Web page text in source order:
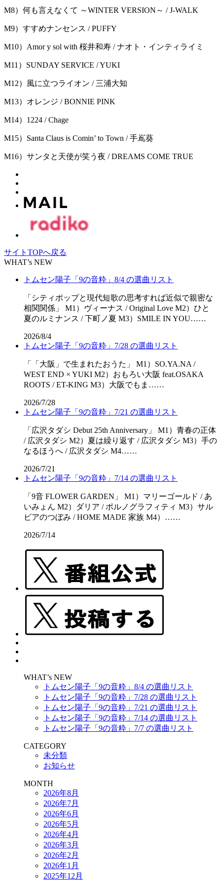
M8）何も言えなくて ～WINTER VERSION～ / J-WALK
M9）すすめナンセンス / PUFFY
M10）Amor y sol with 桜井和寿 / ナオト・インティライミ
M11）SUNDAY SERVICE / YUKI
M12）風に立つライオン / 三浦大知
M13）オレンジ / BONNIE PINK
M14）1224 / Chage
M15）Santa Claus is Comin’ to Town / 手嶌葵
M16）サンタと天使が笑う夜 / DREAMS COME TRUE
サイトTOPへ戻る
WHAT’s NEW
トムセン陽子「9の音粋」8/4 の選曲リスト
「シティポップと現代短歌の思考すれば近似で親密な
相関関係」 M1）ヴィーナス / Original Love M2）ひと
夏のルミナンス / 下町ノ夏 M3）SMILE IN YOU……
2026/8/4
トムセン陽子「9の音粋」7/28 の選曲リスト
「「⼤阪」で⽣まれたおうた」 M1）SO.YA.NA /
WEST END × YUKI M2）おもろい大阪 feat.OSAKA
ROOTS / ET-KING M3）大阪でもま……
2026/7/28
トムセン陽子「9の音粋」7/21 の選曲リスト
「広沢タダシ Debut 25th Anniversary」 M1）青春の正体
/ 広沢タダシ M2）夏は繰り返す / 広沢タダシ M3）手の
なるほうへ / 広沢タダシ M4……
2026/7/21
トムセン陽子「9の音粋」7/14 の選曲リスト
「9音 FLOWER GARDEN」 M1）マリーゴールド / あ
いみょん M2）ダリア / ポルノグラフィティ M3）サル
ビアのつぼみ / HOME MADE 家族 M4）……
2026/7/14
WHAT’s NEW
トムセン陽子「9の音粋」8/4 の選曲リスト
トムセン陽子「9の音粋」7/28 の選曲リスト
トムセン陽子「9の音粋」7/21 の選曲リスト
トムセン陽子「9の音粋」7/14 の選曲リスト
トムセン陽子「9の音粋」7/7 の選曲リスト
CATEGORY
未分類
お知らせ
MONTH
2026年8月
2026年7月
2026年6月
2026年5月
2026年4月
2026年3月
2026年2月
2026年1月
2025年12月